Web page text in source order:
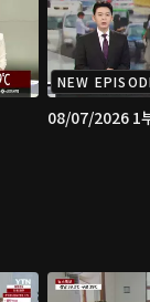
NEW
08/07/2026 1